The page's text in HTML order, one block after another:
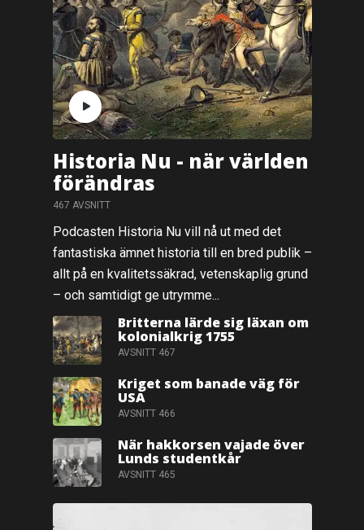
Historia Nu - när världen
förändras
467 AVSNITT
Podcasten Historia Nu vill nå ut med det
fantastiska ämnet historia till en bred publik –
allt på en kvalitetssäkrad, vetenskaplig grund
– och samtidigt ge utrymme...
Britterna lärde sig läxan om
kolonialkrig 1755
AVSNITT 467
Kriget som banade väg för
USA
AVSNITT 466
När hakkorsen vajade över
Lunds studentkår
AVSNITT 465